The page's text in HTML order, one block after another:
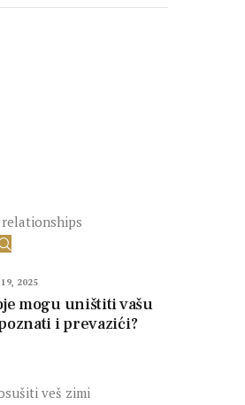
2025
mogu uništiti vašu
i prevazići?